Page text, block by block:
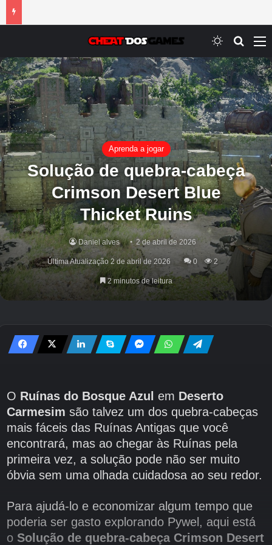
Switch skin
Aprenda a jogar
Solução de quebra-cabeça
Crimson Desert Blue
Thicket Ruins
Daniel alves 2 de abril de 2026
Última Atualização 2 de abril de 2026 0 2
2 minutos de leitura
O Ruínas do Bosque Azul em Deserto
Carmesim são talvez um dos quebra-cabeças
mais fáceis das Ruínas Antigas que você
encontrará, mas ao chegar às Ruínas pela
primeira vez, a solução pode não ser muito
óbvia sem uma olhada cuidadosa ao seu redor.
Para ajudá-lo e economizar algum tempo que
poderia ser gasto explorando Pywel, aqui está
o Solução de quebra-cabeça Crimson Desert